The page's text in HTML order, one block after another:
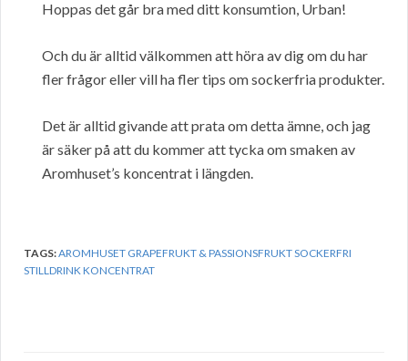
Hoppas det går bra med ditt konsumtion, Urban!
Och du är alltid välkommen att höra av dig om du har
fler frågor eller vill ha fler tips om sockerfria produkter.
Det är alltid givande att prata om detta ämne, och jag
är säker på att du kommer att tycka om smaken av
Aromhuset’s koncentrat i längden.
TAGS:AROMHUSET GRAPEFRUKT & PASSIONSFRUKT SOCKERFRI
STILLDRINK KONCENTRAT